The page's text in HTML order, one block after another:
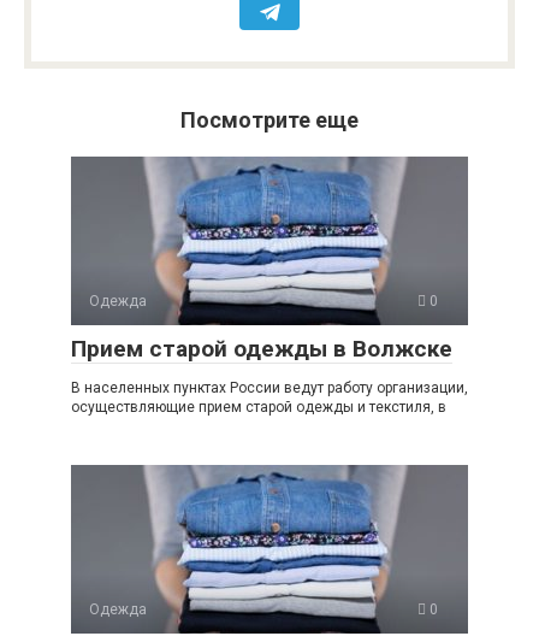
Посмотрите еще
Одежда 0
Прием старой одежды в Волжске
В населенных пунктах России ведут работу организации,
осуществляющие прием старой одежды и текстиля, в
Одежда 0